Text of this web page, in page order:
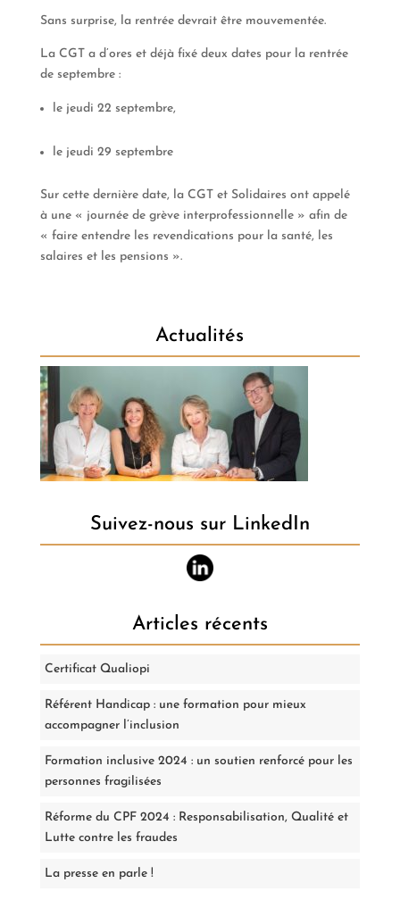
Sans surprise, la rentrée devrait être mouvementée.
La CGT a d’ores et déjà fixé deux dates pour la rentrée
de septembre :
le jeudi 22 septembre,
le jeudi 29 septembre
Sur cette dernière date, la CGT et Solidaires ont appelé
à une « journée de grève interprofessionnelle » afin de
« faire entendre les revendications pour la santé, les
salaires et les pensions ».
Actualités
Suivez-nous sur LinkedIn
Articles récents
Certificat Qualiopi
Référent Handicap : une formation pour mieux
accompagner l’inclusion
Formation inclusive 2024 : un soutien renforcé pour les
personnes fragilisées
Réforme du CPF 2024 : Responsabilisation, Qualité et
Lutte contre les fraudes
La presse en parle !